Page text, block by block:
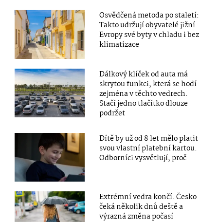
Osvědčená metoda po staletí:
Takto udržují obyvatelé jižní
Evropy své byty v chladu i bez
klimatizace
Dálkový klíček od auta má
skrytou funkci, která se hodí
zejména v těchto vedrech.
Stačí jedno tlačítko dlouze
podržet
Dítě by už od 8 let mělo platit
svou vlastní platební kartou.
Odborníci vysvětlují, proč
Extrémní vedra končí. Česko
čeká několik dnů deště a
výrazná změna počasí